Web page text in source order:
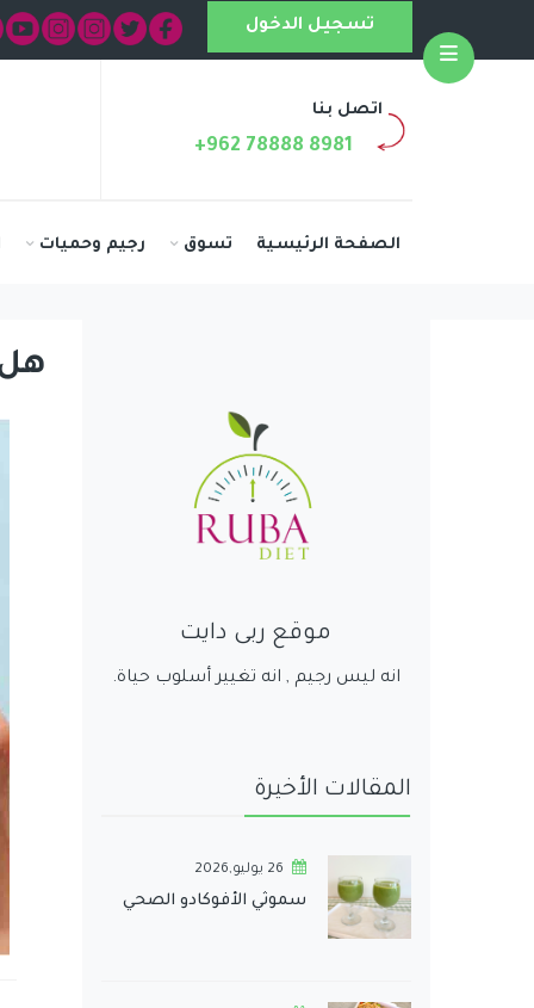
تسجيل الدخول
اتصل بنا
+962 78888 8981
الصفحة الرئيسية تسوق رجيم وحميات
موقع ربى دايت
انه ليس رجيم , انه تغيير أسلوب حياة.
المقالات الأخيرة
26 يوليو,2026
سموثي الأفوكادو الصحي